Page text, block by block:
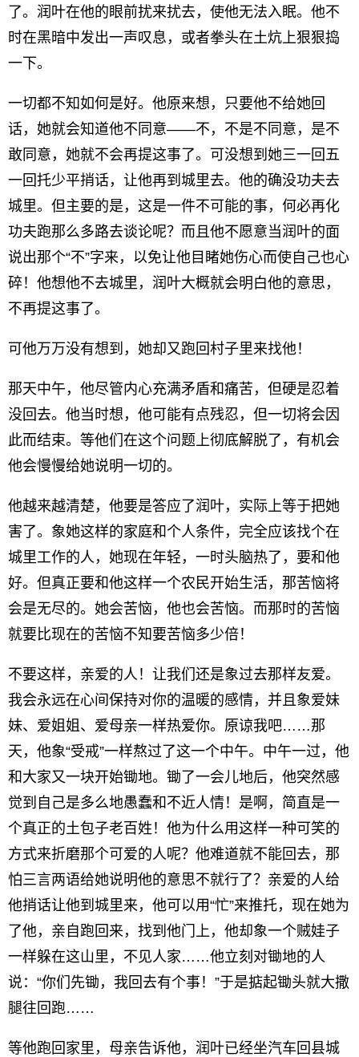
了。润叶在他的眼前扰来扰去，使他无法入眠。他不
时在黑暗中发出一声叹息，或者拳头在土炕上狠狠捣
一下。
一切都不知如何是好。他原来想，只要他不给她回
话，她就会知道他不同意——不，不是不同意，是不
敢同意，她就不会再提这事了。可没想到她三一回五
一回托少平捎话，让他再到城里去。他的确没功夫去
城里。但主要的是，这是一件不可能的事，何必再化
功夫跑那么多路去谈论呢？而且他不愿意当润叶的面
说出那个“不”字来，以免让他目睹她伤心而使自己也心
碎！他想他不去城里，润叶大概就会明白他的意思，
不再提这事了。
可他万万没有想到，她却又跑回村子里来找他！
那天中午，他尽管内心充满矛盾和痛苦，但硬是忍着
没回去。他当时想，他可能有点残忍，但一切将会因
此而结束。等他们在这个问题上彻底解脱了，有机会
他会慢慢给她说明一切的。
他越来越清楚，他要是答应了润叶，实际上等于把她
害了。象她这样的家庭和个人条件，完全应该找个在
城里工作的人，她现在年轻，一时头脑热了，要和他
好。但真正要和他这样一个农民开始生活，那苦恼将
会是无尽的。她会苦恼，他也会苦恼。而那时的苦恼
就要比现在的苦恼不知要苦恼多少倍！
不要这样，亲爱的人！让我们还是象过去那样友爱。
我会永远在心间保持对你的温暖的感情，并且象爱妹
妹、爱姐姐、爱母亲一样热爱你。原谅我吧……那
天，他象“受戒”一样熬过了这一个中午。中午一过，他
和大家又一块开始锄地。锄了一会儿地后，他突然感
觉到自己是多么地愚蠢和不近人情！是啊，简直是一
个真正的土包子老百姓！他为什么用这样一种可笑的
方式来折磨那个可爱的人呢？他难道就不能回去，那
怕三言两语给她说明他的意思不就行了？亲爱的人给
他捎话让他到城里来，他可以用“忙”来推托，现在她为
了他，亲自跑回来，找到他门上，他却象一个贼娃子
一样躲在这山里，不见人家……他立刻对锄地的人
说：“你们先锄，我回去有个事！”于是掂起锄头就大撒
腿往回跑……
等他跑回家里，母亲告诉他，润叶已经坐汽车回县城